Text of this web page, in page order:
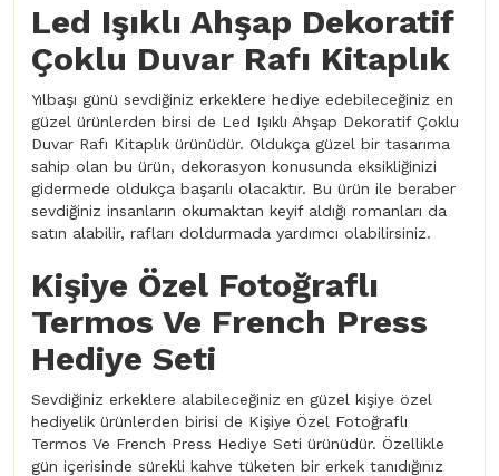
Led Işıklı Ahşap Dekoratif
Çoklu Duvar Rafı Kitaplık
Yılbaşı günü sevdiğiniz erkeklere hediye edebileceğiniz en
güzel ürünlerden birsi de Led Işıklı Ahşap Dekoratif Çoklu
Duvar Rafı Kitaplık ürünüdür. Oldukça güzel bir tasarıma
sahip olan bu ürün, dekorasyon konusunda eksikliğinizi
gidermede oldukça başarılı olacaktır. Bu ürün ile beraber
sevdiğiniz insanların okumaktan keyif aldığı romanları da
satın alabilir, rafları doldurmada yardımcı olabilirsiniz.
Kişiye Özel Fotoğraflı
Termos Ve French Press
Hediye Seti
Sevdiğiniz erkeklere alabileceğiniz en güzel kişiye özel
hediyelik ürünlerden birisi de Kişiye Özel Fotoğraflı
Termos Ve French Press Hediye Seti ürünüdür. Özellikle
gün içerisinde sürekli kahve tüketen bir erkek tanıdığınız